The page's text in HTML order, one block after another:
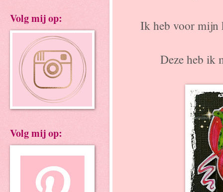
Ik heb voor
Deze heb ik
Volg mij op:
Volg mij op: